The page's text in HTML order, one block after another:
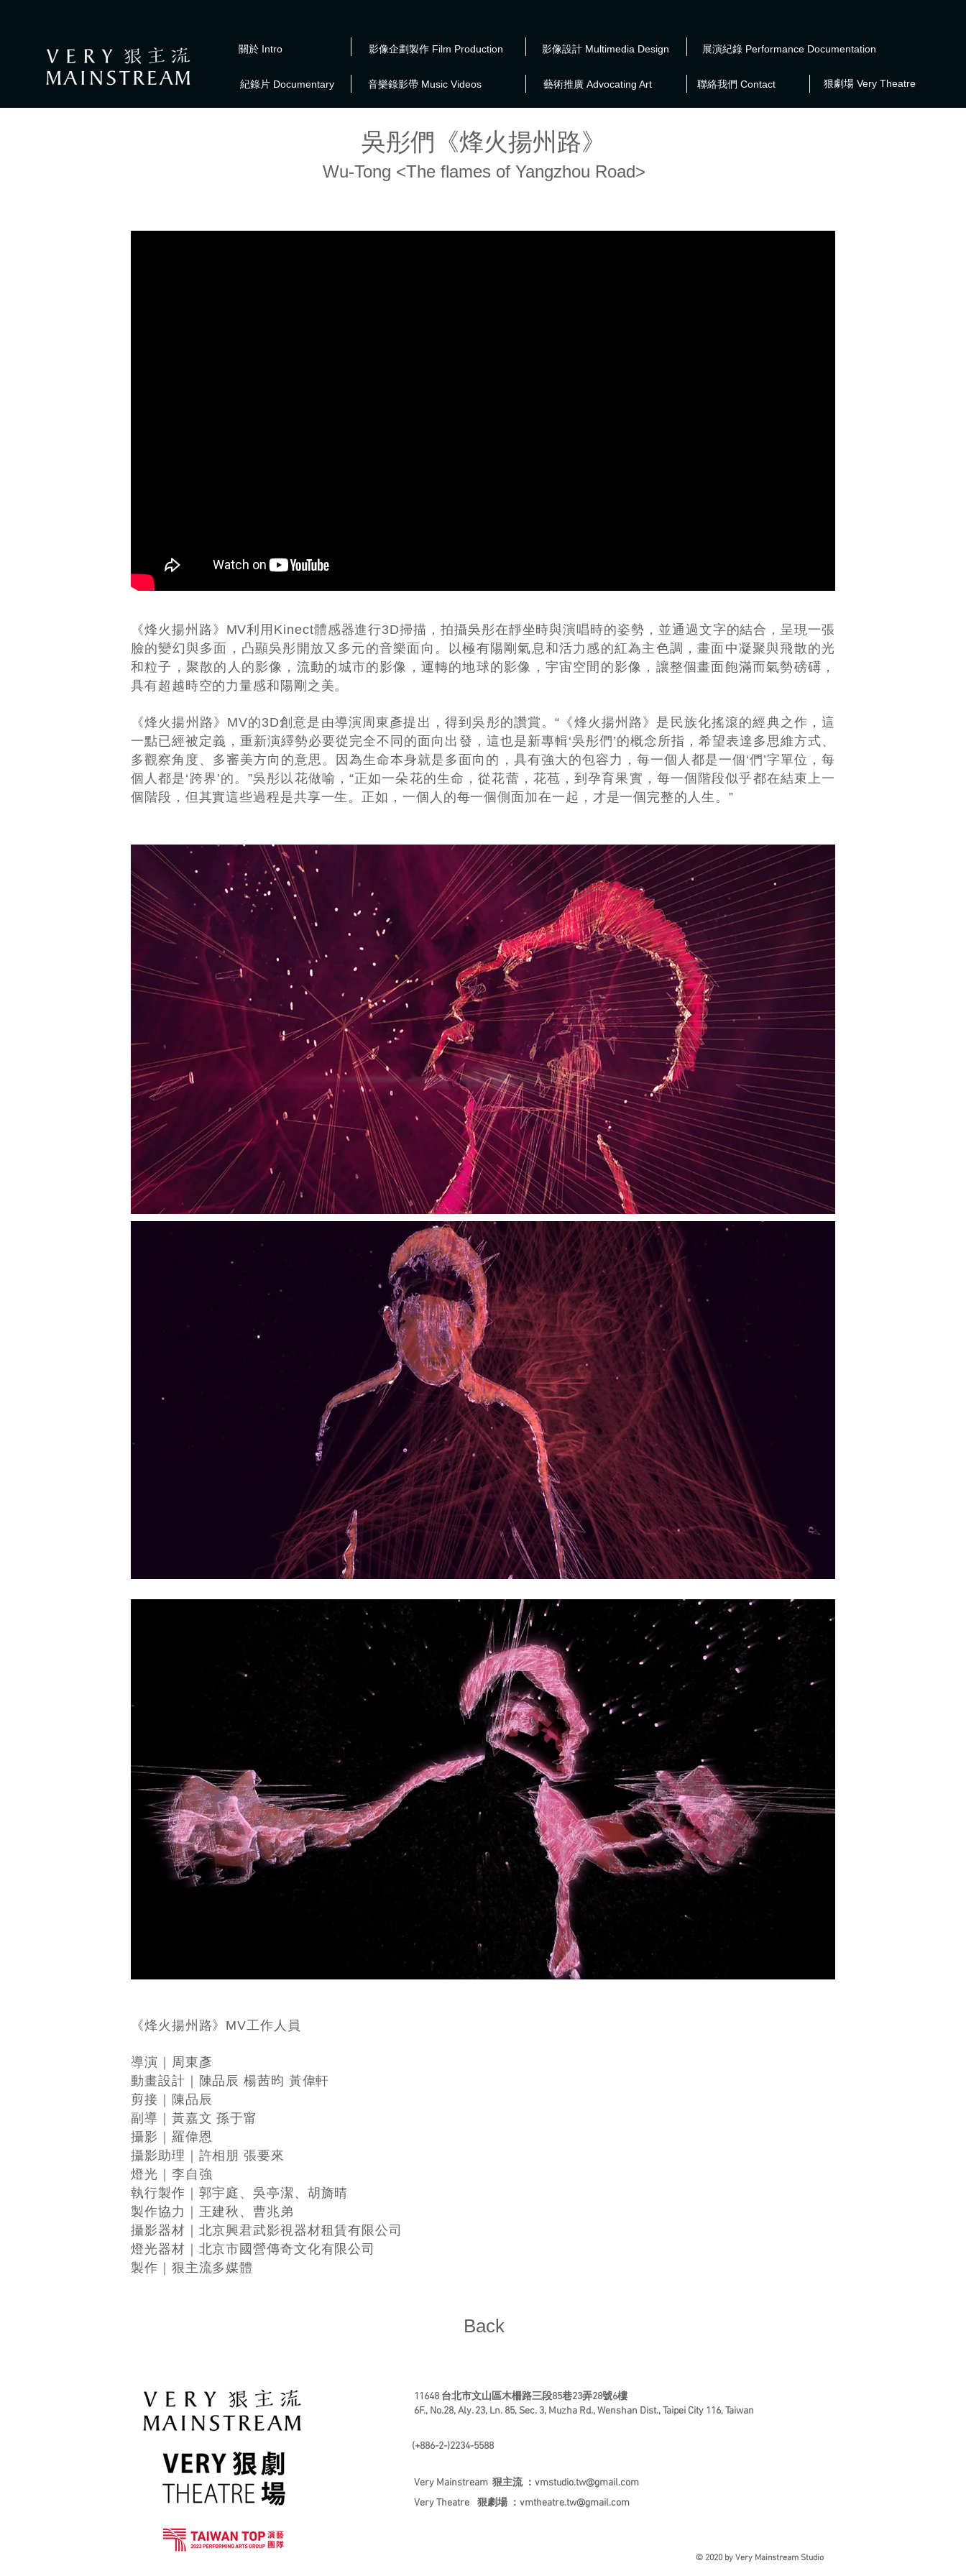
關於 Intro
紀錄片 Documentary
影像企劃製作 Film Production
音樂錄影帶 Music Videos
影像設計 Multimedia Design
藝術推廣 Advocating Art
展演紀錄 Performance Documentation
聯絡我們 Contact 狠劇場 Very Theatre
吳彤們《烽火揚州路》
Wu-Tong <The flames of Yangzhou Road>
《烽火揚州路》MV利用Kinect體感器進行3D掃描，拍攝吳彤在靜坐時與演唱時的­姿勢，並通過文字的結合，呈現一張
臉的變幻與多面，凸顯吳彤開放又多元的音樂面向。以­極有陽剛氣息和活力感的紅為主色調，畫面中凝聚與飛散的光
和粒子，聚散的人的影像，流­動的城市的影像，運轉的地球的影像，宇宙空間的影像，讓整個畫面飽滿而氣勢磅礡，
具有­超越時空的力量感和陽剛之美。
《烽火揚州路》MV的3D創意是由導演周東彥提出­，得到吳彤的讚賞。“《烽火揚州路》是民族化搖滾的經典之作，這
一點已經被定義，重­新演繹勢必要從完全不同的面向出發，這也是新專輯‘吳彤們’的概念所指，希望表達多思­維方式、
多觀察角度、多審美方向的意思。因為生命本身就是多面向的，具有強大的包容力­，每一個人都是一個‘們’字單位，每
個人都是‘跨界’的。”吳彤以花做喻，“正如一朵­花的生命，從花蕾，花苞，到孕育果實，每一個階段似乎都在結束上一
個階段，但其實這些­過程是共享一生。正如，一個人的每一個側面加在一起，才是一個完整的人生。”
《烽火揚州路》MV工作人員
導演｜周東彥
動畫設計｜陳品辰 楊茜昀 黃偉軒
剪接｜陳品辰
副導｜黃嘉文 孫于甯
攝影｜羅偉恩
攝影助理｜許相朋 張要來
燈光｜李自強
執行製作｜郭宇庭、吳亭潔、胡旖晴
製作協力｜王建秋、曹兆弟
攝影器材｜北京興君武影視器材租賃有限公司
燈光器材｜北京市國營傳奇文化有限公司
製作｜狠主流多媒體
Back
11648 台北市文山區木柵路三段85巷23弄28號6樓
6F., No.28, Aly. 23, Ln. 85, Sec. 3, Muzha Rd., Wenshan Dist., Taipei City 116, Taiwan
(+886-2-)2234-5588
Very Mainstream 狠主流 ： vmstudio.tw@gmail.com
Very Theatre
狠劇場 ： vmtheatre.tw@gmail.com
© 2020 by Very Mainstream Studio